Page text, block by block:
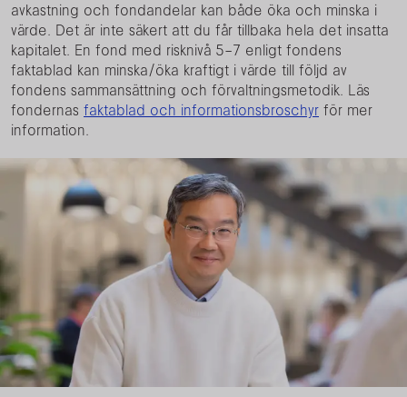
avkastning och fondandelar kan både öka och minska i
värde. Det är inte säkert att du får tillbaka hela det insatta
kapitalet. En fond med risknivå 5–7 enligt fondens
faktablad kan minska/öka kraftigt i värde till följd av
fondens sammansättning och förvaltningsmetodik. Läs
fondernas faktablad och informationsbroschyr för mer
information.